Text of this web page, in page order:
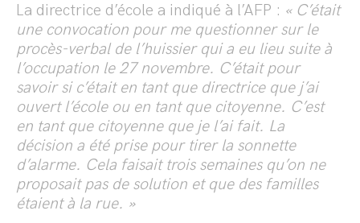
La directrice d’école a indiqué à l’AFP : « C’était
une convocation pour me questionner sur le
procès-verbal de l’huissier qui a eu lieu suite à
l’occupation le 27 novembre. C’était pour
savoir si c’était en tant que directrice que j’ai
ouvert l’école ou en tant que citoyenne. C’est
en tant que citoyenne que je l’ai fait. La
décision a été prise pour tirer la sonnette
d’alarme. Cela faisait trois semaines qu’on ne
proposait pas de solution et que des familles
étaient à la rue. »